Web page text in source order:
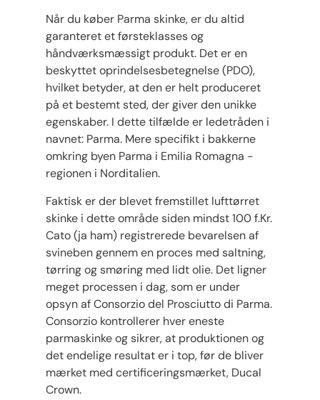
Når du køber Parma skinke, er du altid
garanteret et førsteklasses og
håndværksmæssigt produkt. Det er en
beskyttet oprindelsesbetegnelse (PDO),
hvilket betyder, at den er helt produceret
på et bestemt sted, der giver den unikke
egenskaber. I dette tilfælde er ledetråden i
navnet: Parma. Mere specifikt i bakkerne
omkring byen Parma i Emilia Romagna -
regionen i Norditalien.
Faktisk er der blevet fremstillet lufttørret
skinke i dette område siden mindst 100 f.Kr.
Cato (ja ham) registrerede bevarelsen af ​​
svineben gennem en proces med saltning,
tørring og smøring med lidt olie. Det ligner
meget processen i dag, som er under
opsyn af Consorzio del Prosciutto di Parma.
Consorzio kontrollerer hver eneste
parmaskinke og sikrer, at produktionen og
det endelige resultat er i top, før de bliver
mærket med certificeringsmærket, Ducal
Crown.